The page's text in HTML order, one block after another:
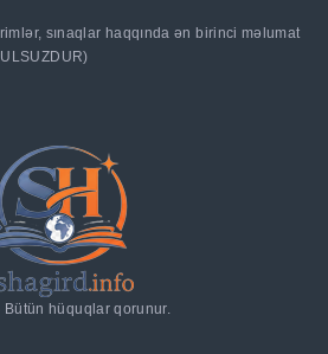
sınaqlar haqqında ən birinci məlumat
Bütün hüquqlar qorunur.